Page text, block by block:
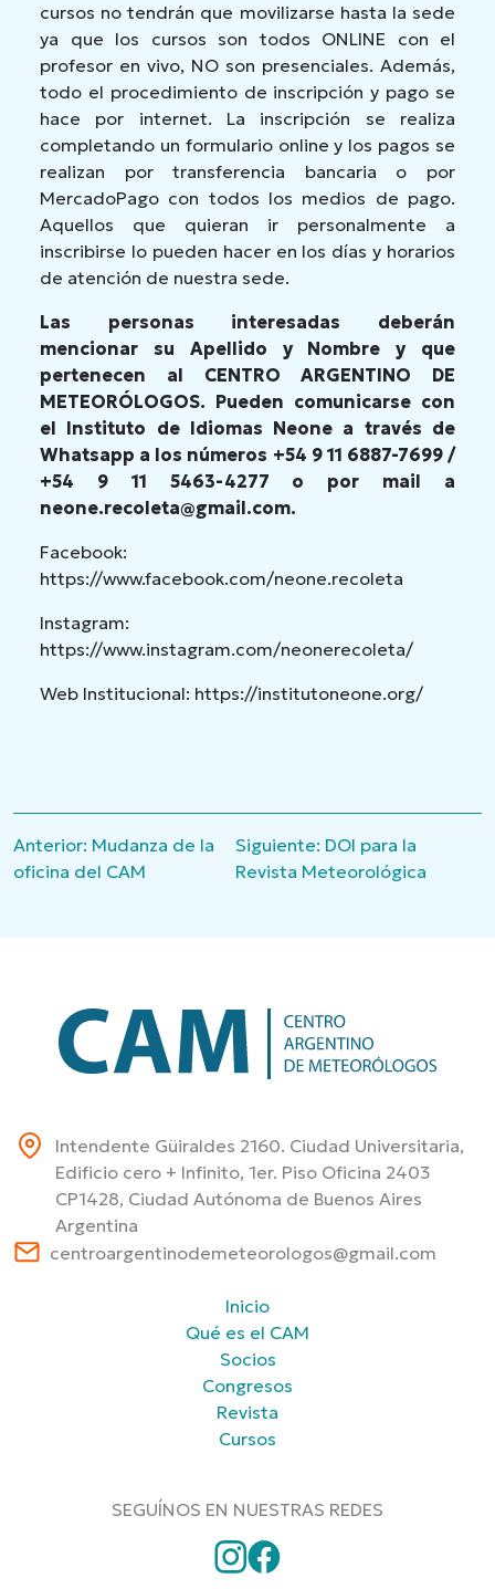
cursos no tendrán que movilizarse hasta la sede
ya que los cursos son todos ONLINE con el
profesor en vivo, NO son presenciales. Además,
todo el procedimiento de inscripción y pago se
hace por internet. La inscripción se realiza
completando un formulario online y los pagos se
realizan por transferencia bancaria o por
MercadoPago con todos los medios de pago.
Aquellos que quieran ir personalmente a
inscribirse lo pueden hacer en los días y horarios
de atención de nuestra sede.
Las personas interesadas deberán
mencionar su Apellido y Nombre y que
pertenecen al CENTRO ARGENTINO DE
METEORÓLOGOS. Pueden comunicarse con
el Instituto de Idiomas Neone a través de
Whatsapp a los números +54 9 11 6887-7699 /
+54 9 11 5463-4277 o por mail a
neone.recoleta@gmail.com.
Facebook:
https://www.facebook.com/neone.recoleta
Instagram:
https://www.instagram.com/neonerecoleta/
Web Institucional: https://institutoneone.org/
de
Anterior: Mudanza de la
oficina del CAM
Siguiente: DOI para la
Revista Meteorológica
Intendente Güiraldes 2160. Ciudad Universitaria,
Edificio cero + Infinito, 1er. Piso Oficina 2403
CP1428, Ciudad Autónoma de Buenos Aires
Argentina
centroargentinodemeteorologos@gmail.com
Inicio
Qué es el CAM
Socios
Congresos
Revista
Cursos
SEGUÍNOS EN NUESTRAS REDES